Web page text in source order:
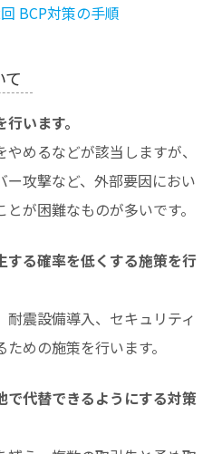
BCP対策の手順
います。
めるなどが該当しますが、
ー攻撃など、外部要因におい
が困難なものが多いです。
する確率を低くする施策を行
震設備導入、セキュリティ
めの施策を行います。
代替できるようにする対策